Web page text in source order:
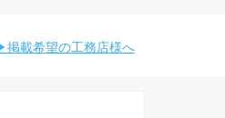
︎︎掲載希望の工務店様へ